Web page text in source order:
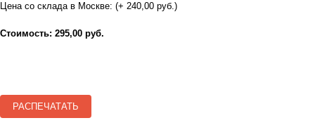
Цена со склада в Москве: (+ 240,00 руб.)
Стоимость: 295,00 руб.
РАСПЕЧАТАТЬ